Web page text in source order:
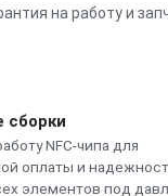
на работу и
сборки
NFC-чипа для
оплаты и
элементов под